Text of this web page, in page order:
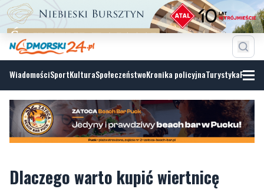
WiadomościSportKulturaSpołeczeństwoKronika policyjnaTurystyka
Dlaczego warto kupić wiertnicę
RuryStudzienne.pl?